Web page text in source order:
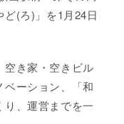
(ろ)」を1月24日
空き家・空きビル
ーション、「和
、運営までを一